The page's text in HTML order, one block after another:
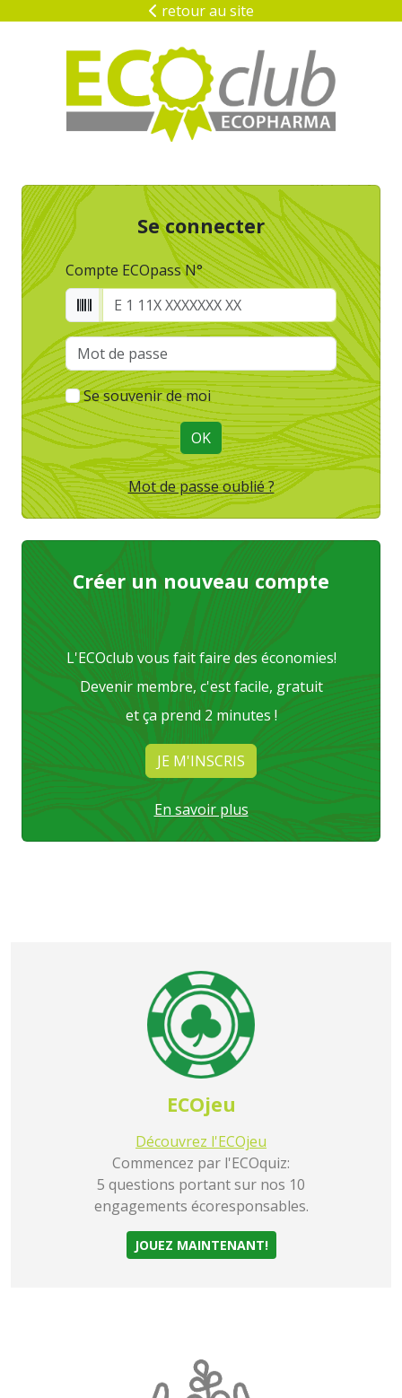
retour au site
Se connecter
Compte ECOpass N°
Se souvenir de moi
OK
Mot de passe oublié ?
Créer un nouveau compte
L'ECOclub vous fait faire des économies!
Devenir membre, c'est facile, gratuit
et ça prend 2 minutes !
JE M'INSCRIS
En savoir plus
ECOjeu
Découvrez l'ECOjeu
Commencez par l'ECOquiz:
5 questions portant sur nos 10
engagements écoresponsables.
JOUEZ MAINTENANT!